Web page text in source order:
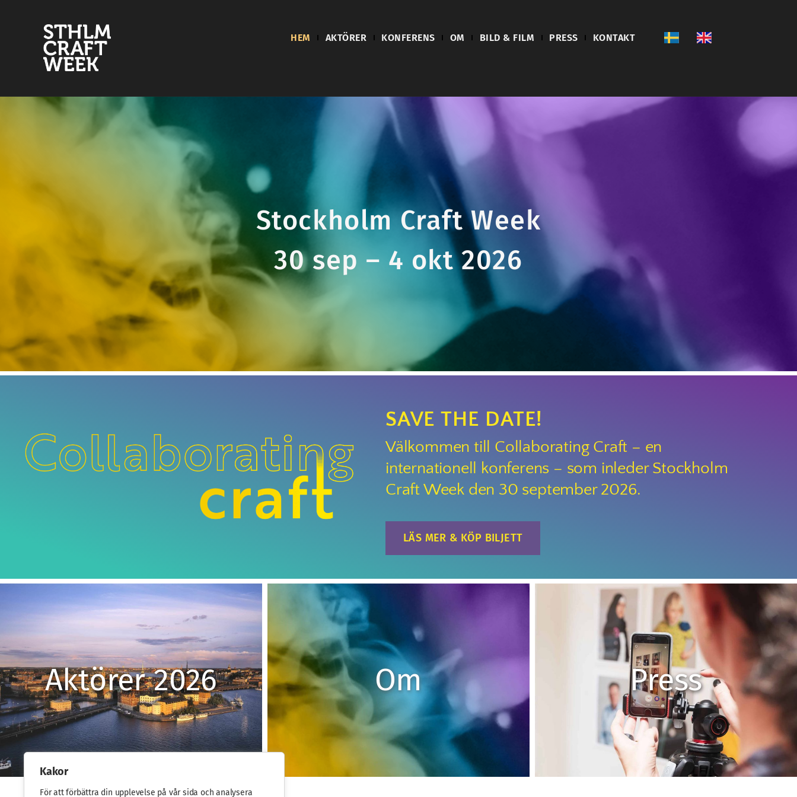
Kakor
För att förbättra din upplevelse på vår sida och analysera
HEM AKTÖRER KONFERENS OM BILD & FILM PRESS KONTAKT
Stockholm Craft Week
30 sep – 4 okt 2026
SAVE THE DATE!
Välkommen till Collaborating Craft – en
internationell konferens – som inleder Stockholm
Craft Week den 30 september 2026.
LÄS MER & KÖP BILJETT
Aktörer 2026 Om Press